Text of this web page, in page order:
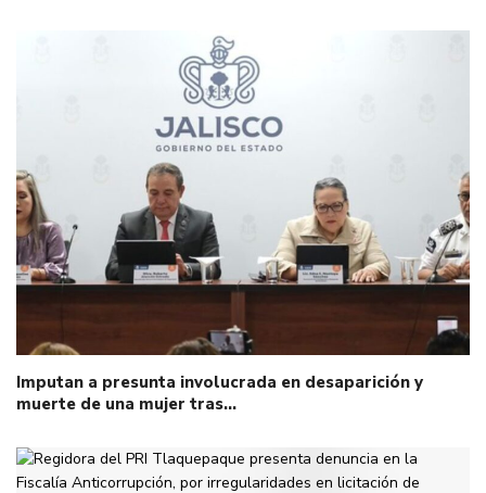
Imputan a presunta involucrada en desaparición y
muerte de una mujer tras…